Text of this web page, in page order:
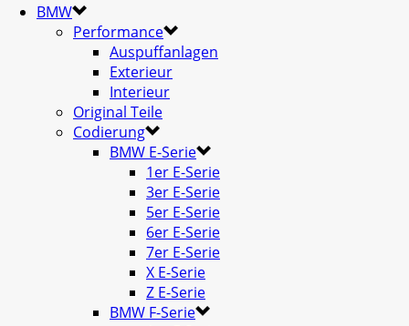
BMW
Performance
Auspuffanlagen
Exterieur
Interieur
Original Teile
Codierung
BMW E-Serie
1er E-Serie
3er E-Serie
5er E-Serie
6er E-Serie
7er E-Serie
X E-Serie
Z E-Serie
BMW F-Serie